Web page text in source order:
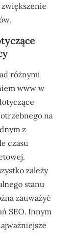
różnymi
www w
na
z
czasu
zależy
stanu
zauważyć
SEO. Innym